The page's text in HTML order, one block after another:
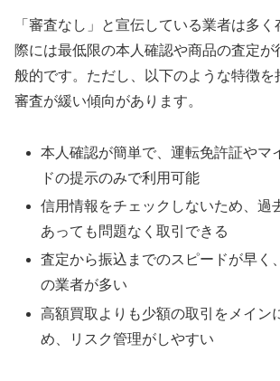
「審査なし」と宣伝している業者は多
際には最低限の本人確認や商品の査定が
般的です。ただし、以下のような特徴を
審査が緩い傾向があります。
本人確認が簡単で、運転免許証やマ
ドの提示のみで利用可能
信用情報をチェックしないため、過
あっても問題なく取引できる
査定から振込までのスピードが早く
の業者が多い
高額買取よりも少額の取引をメイン
め、リスク管理がしやすい